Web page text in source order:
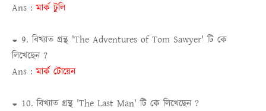
Ans :মার্ক টুলি
◒ 9. বিখ্যাত গ্রন্থ 'The Adventures of Tom Sawyer' টি কে
লিখেছেন ?
Ans :মার্ক টোয়েন
◒ 10. বিখ্যাত গ্রন্থ 'The Last Man' টি কে লিখেছেন ?